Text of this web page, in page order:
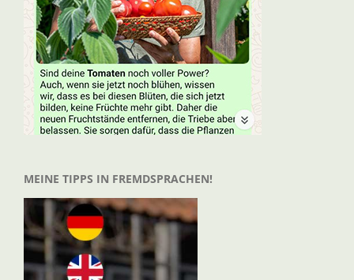
MEINE TIPPS IN FREMDSPRACHEN!